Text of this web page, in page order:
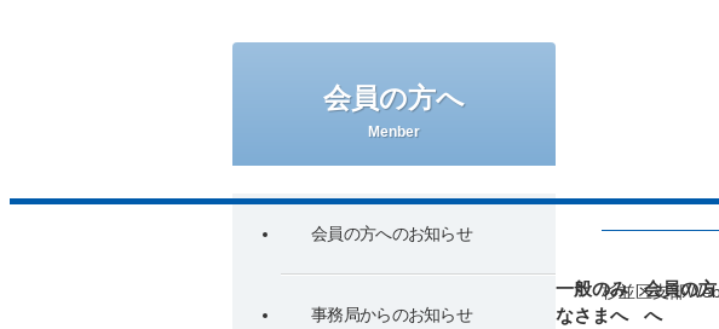
英語論文紹介について ライフサポート部からの
生涯学習制度について 求人広告
代議員名簿
会員の方へ
Menber
会員の方へのお知らせ
事務局からのお知らせ
杉並区支部
一般のみ
なさまへ
会員の方
へ